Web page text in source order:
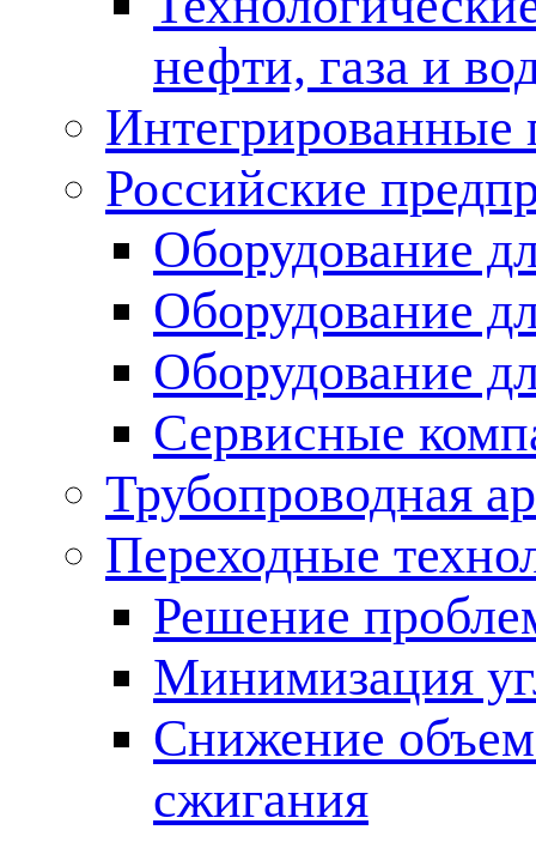
нефти, газа и
Российские
Оборудование
Оборудование
Оборудование
Сервисные
Трубопроводная
Переходные
Решение
Минимизация
Снижение
сжигания